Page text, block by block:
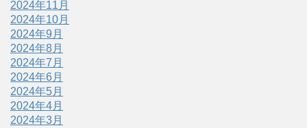
2024年11月
2024年10月
2024年9月
2024年8月
2024年7月
2024年6月
2024年5月
2024年4月
2024年3月